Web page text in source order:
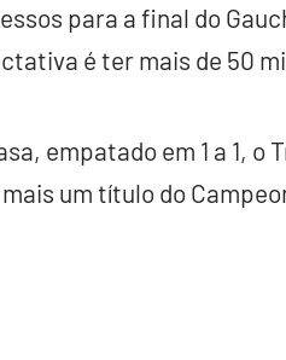
para a final do
é ter mais de 50
empatado em 1 a 1,
um título do